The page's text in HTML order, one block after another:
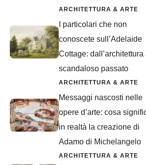
ARCHITETTURA & ARTE
I particolari che non
conoscete sull’Adelaide
Cottage: dall’architettura
scandaloso passato
ARCHITETTURA & ARTE
Messaggi nascosti nelle
opere d’arte: cosa
in realtà la creazione di
Adamo di Michelangelo
ARCHITETTURA & ARTE